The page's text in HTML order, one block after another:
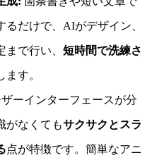
だけで、AIがデザイン、
で行い、 短時間で洗練さ
ます。
ーインターフェースが分
がなくてもサクサクとスラ
点が特徴です。簡単なアニ